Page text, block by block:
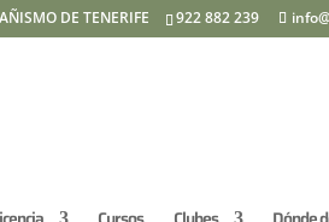
DE TENERIFE 922 882 239